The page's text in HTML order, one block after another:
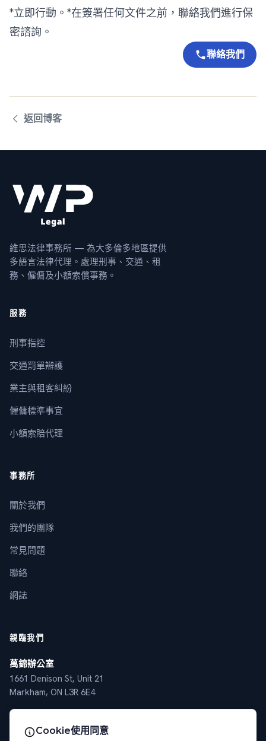
*立即行動。*在簽署任何文件之前， 聯絡我們進行保
密諮詢。
聯絡我們
返回博客
維思法律事務所 — 為大多倫多地區提供
多語言法律代理。處理刑事、交通、租
務、僱傭及小額索償事務。
服務
刑事指控
交通罰單辯護
業主與租客糾紛
僱傭標準事宜
小額索賠代理
事務所
關於我們
我們的團隊
常見問題
聯絡
網誌
親臨我們
萬錦辦公室
1661 Denison St, Unit 21
Markham, ON L3R 6E4
多倫多辦公室
4789 Yonge St, Suite 1101
Cookie使用同意